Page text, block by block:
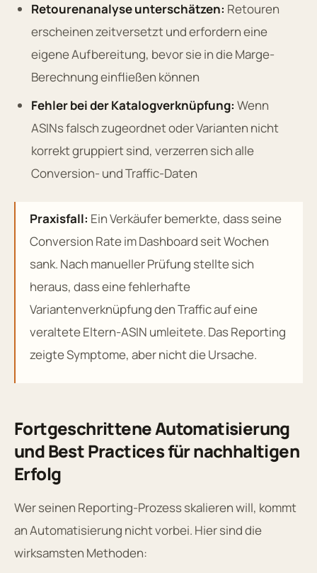
Retourenanalyse unterschätzen: Retouren
erscheinen zeitversetzt und erfordern eine
eigene Aufbereitung, bevor sie in die Marge-
Berechnung einfließen können
Fehler bei der Katalogverknüpfung: Wenn
ASINs falsch zugeordnet oder Varianten nicht
korrekt gruppiert sind, verzerren sich alle
Conversion- und Traffic-Daten
Praxisfall: Ein Verkäufer bemerkte, dass seine
Conversion Rate im Dashboard seit Wochen
sank. Nach manueller Prüfung stellte sich
heraus, dass eine fehlerhafte
Variantenverknüpfung den Traffic auf eine
veraltete Eltern-ASIN umleitete. Das Reporting
zeigte Symptome, aber nicht die Ursache.
Fortgeschrittene Automatisierung
und Best Practices für nachhaltigen
Erfolg
Wer seinen Reporting-Prozess skalieren will, kommt
an Automatisierung nicht vorbei. Hier sind die
wirksamsten Methoden: